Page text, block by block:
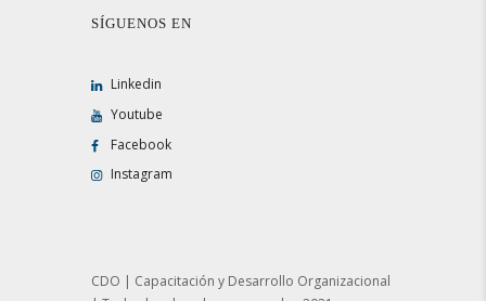
SÍGUENOS EN
Linkedin
Youtube
Facebook
Instagram
CDO | Capacitación y Desarrollo Organizacional